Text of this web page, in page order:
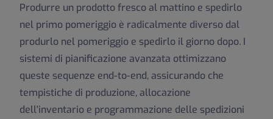
Produrre un prodotto fresco al mattino e spedirlo
nel primo pomeriggio è radicalmente diverso dal
produrlo nel pomeriggio e spedirlo il giorno dopo. I
sistemi di pianificazione avanzata ottimizzano
queste sequenze end-to-end, assicurando che
tempistiche di produzione, allocazione
dell'inventario e programmazione delle spedizioni